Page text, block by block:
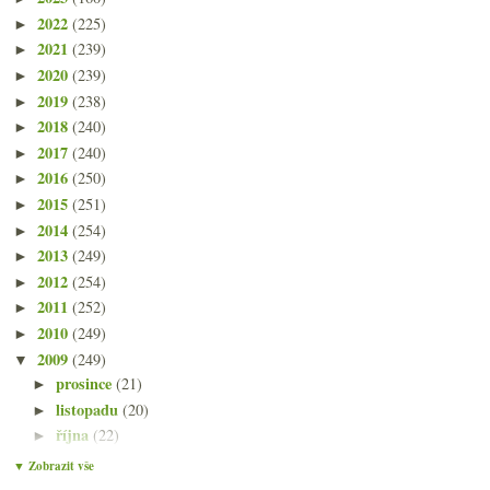
► 2022 (225)
► 2021 (239)
► 2020 (239)
► 2019 (238)
► 2018 (240)
► 2017 (240)
► 2016 (250)
► 2015 (251)
► 2014 (254)
► 2013 (249)
► 2012 (254)
► 2011 (252)
► 2010 (249)
▼ 2009 (249)
►prosince(21)
►listopadu(20)
►října (22)
▼září(21)
▼ Zobrazit vše